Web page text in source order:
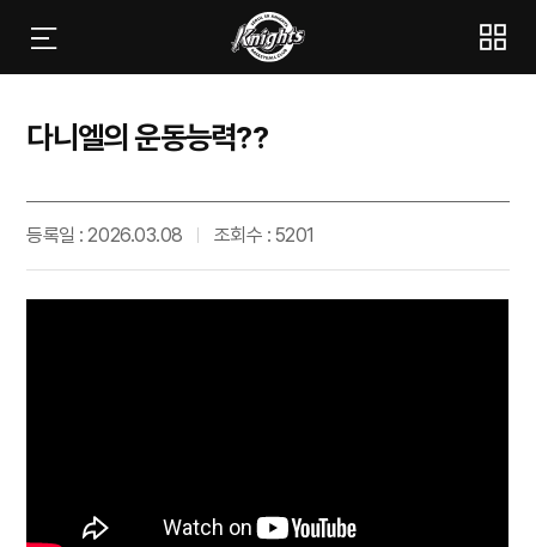
다니엘의 운동능력??
등록일 : 2026.03.08 조회수 : 5201